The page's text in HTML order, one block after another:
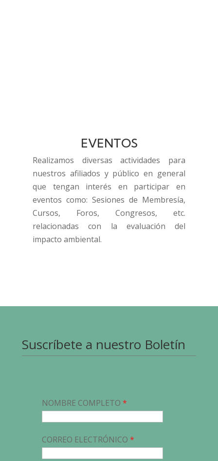
EVENTOS
Realizamos diversas actividades para
nuestros afiliados y público en general
que tengan interés en participar en
eventos como: Sesiones de Membresía,
Cursos, Foros, Congresos, etc.
relacionadas con la evaluación del
impacto ambiental.
Suscríbete a nuestro Boletín
NOMBRE COMPLETO
CORREO ELECTRÓNICO